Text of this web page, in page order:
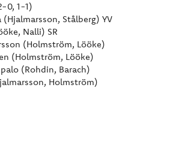
0, 1-1)
Stålberg) YV
Nalli) SR
(Holmström, Lööke)
(Holmström, Lööke)
(Rohdin, Barach)
Holmström)